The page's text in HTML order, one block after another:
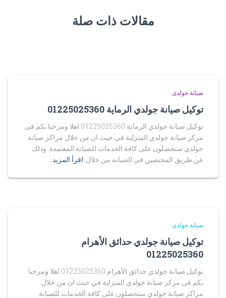
مقالات ذات صلة
صيانة جولدى
توكيل صيانة جولدي الرماية 01225025360
توكيل صيانة جولدي الرماية 01225025360 اهلا ومرحبا بكم فى
مركز صيانة جولدي المنزلية في حيث ان من خلال مراكز صيانة
جولدي ستحصلون على كافة الخدمات للصيانة المعتمدة. وذلك
عن طريق المختصين فى الصيانة من خلال اقرأ المزيد…
صيانة جولدى
توكيل صيانة جولدي حدائق الأهرام
01225025360
توكيل صيانة جولدي حدائق الأهرام 01225025360 اهلا ومرحبا
بكم فى مركز صيانة جولدي المنزلية في حيث ان من خلال
مراكز صيانة جولدي ستحصلون على كافة الخدمات للصيانة